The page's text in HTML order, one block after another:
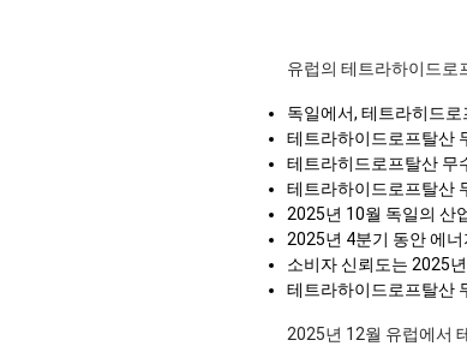
유럽의 테트라하이드로
독일에서, 테트라히드
테트라하이드로프탈산
테트라히드로프탈산 무
테트라하이드로프탈산
2025년 10월 독일의 산
2025년 4분기 동안 에
소비자 신뢰도는 2025
테트라하이드로프탈산
2025년 12월 유럽에서